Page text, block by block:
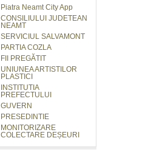
Piatra Neamt City App
CONSILIULUI JUDETEAN
NEAMT
SERVICIUL SALVAMONT
PARTIA COZLA
FII PREGĂTIT
UNIUNEA ARTISTILOR
PLASTICI
INSTITUTIA
PREFECTULUI
GUVERN
PRESEDINTIE
MONITORIZARE
COLECTARE DEȘEURI